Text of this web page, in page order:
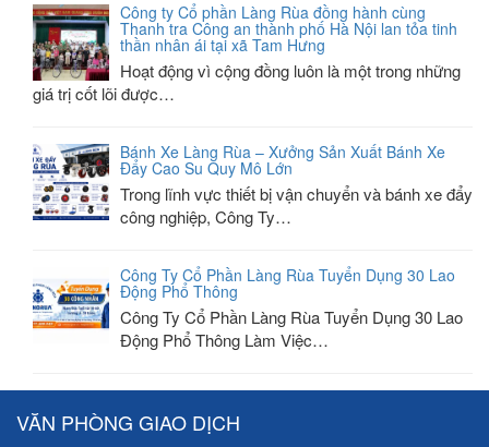
Công ty Cổ phần Làng Rùa đồng hành cùng
Thanh tra Công an thành phố Hà Nội lan tỏa tinh
thần nhân ái tại xã Tam Hưng
Hoạt động vì cộng đồng luôn là một trong những
giá trị cốt lõi được…
Bánh Xe Làng Rùa – Xưởng Sản Xuất Bánh Xe
Đẩy Cao Su Quy Mô Lớn
Trong lĩnh vực thiết bị vận chuyển và bánh xe đẩy
công nghiệp, Công Ty…
Công Ty Cổ Phần Làng Rùa Tuyển Dụng 30 Lao
Động Phổ Thông
Công Ty Cổ Phần Làng Rùa Tuyển Dụng 30 Lao
Động Phổ Thông Làm Việc…
VĂN PHÒNG GIAO DỊCH